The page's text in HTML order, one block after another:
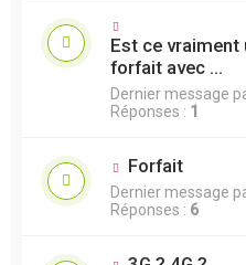
Est ce vraiment
forfait avec ...
Dernier message
Réponses : 1
Forfait
Dernier message
Réponses : 6